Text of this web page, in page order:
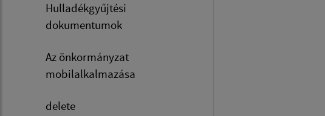
Hulladékgyűjtési
dokumentumok
Az önkormányzat
mobilalkalmazása
delete